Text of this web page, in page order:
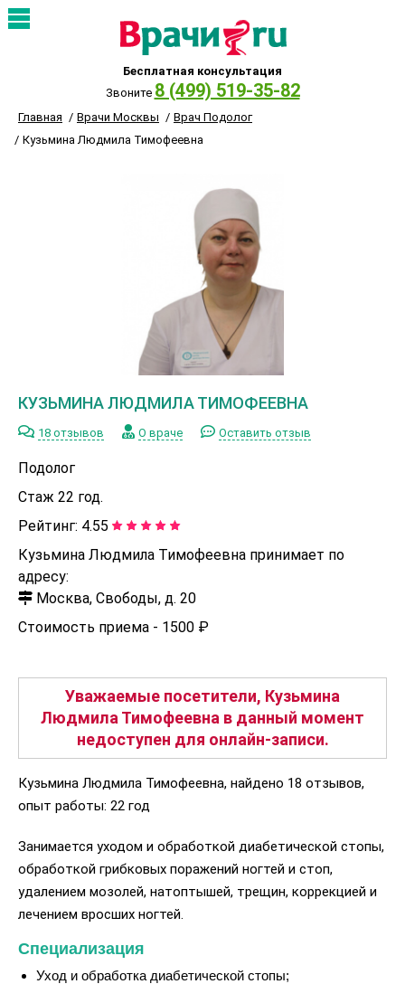
Бесплатная консультация
Звоните 8 (499) 519-35-82
Главная Врачи Москвы
Врач Подолог
Кузьмина Людмила Тимофеевна
КУЗЬМИНА ЛЮДМИЛА ТИМОФЕЕВНА
18 отзывов О враче Оставить отзыв
Подолог
Стаж 22 год.
Рейтинг: 4.55
Кузьмина Людмила Тимофеевна принимает по
адресу:
Москва, Свободы, д. 20
Стоимость приема - 1500 ₽
Уважаемые посетители, Кузьмина
Людмила Тимофеевна в данный момент
недоступен для онлайн-записи.
Кузьмина Людмила Тимофеевна, найдено 18 отзывов,
опыт работы: 22 год
Занимается уходом и обработкой диабетической стопы,
обработкой грибковых поражений ногтей и стоп,
удалением мозолей, натоптышей, трещин, коррекцией и
лечением вросших ногтей.
Специализация
Уход и обработка диабетической стопы;